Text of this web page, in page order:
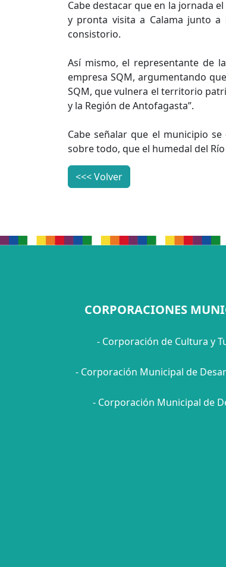
Cabe destacar que en la jornada
y pronta visita a Calama junto
consistorio.
Así mismo, el representante de
empresa SQM, argumentando
SQM, que vulnera el territorio
y la Región de Antofagasta”.
Cabe señalar que el municipio
sobre todo, que el humedal del
<<< Volver
CORPORACIONES
- Corporación de Cultura y
- Corporación Municipal de
- Corporación Municipal de